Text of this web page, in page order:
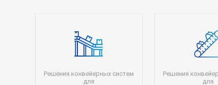
Решения конвейерных систем
для
Решения
для